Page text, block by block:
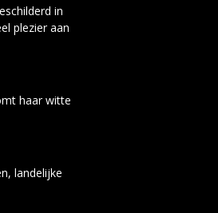
in
plezier aan
haar witte
landelijke